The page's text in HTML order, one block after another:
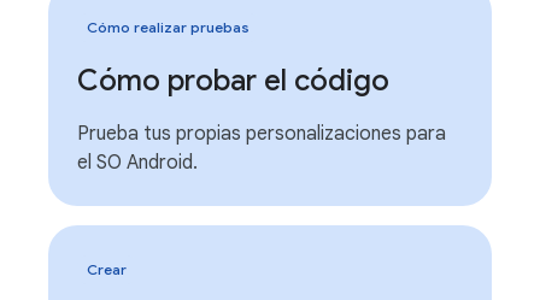
Cómo realizar pruebas
Cómo probar el código
Prueba tus propias personalizaciones para
el SO Android.
Crear